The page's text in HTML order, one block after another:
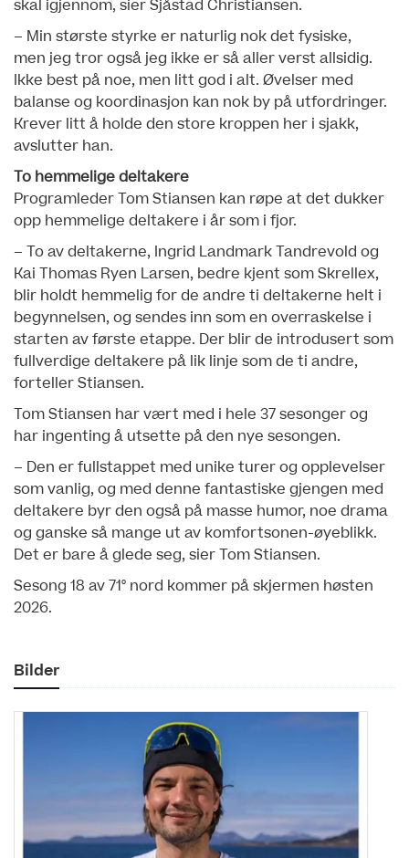
skal igjennom, sier Sjåstad Christiansen.
– Min største styrke er naturlig nok det fysiske,
men jeg tror også jeg ikke er så aller verst allsidig.
Ikke best på noe, men litt god i alt. Øvelser med
balanse og koordinasjon kan nok by på utfordringer.
Krever litt å holde den store kroppen her i sjakk,
avslutter han.
To hemmelige deltakere
Programleder Tom Stiansen kan røpe at det dukker
opp hemmelige deltakere i år som i fjor.
– To av deltakerne, Ingrid Landmark Tandrevold og
Kai Thomas Ryen Larsen, bedre kjent som Skrellex,
blir holdt hemmelig for de andre ti deltakerne helt i
begynnelsen, og sendes inn som en overraskelse i
starten av første etappe. Der blir de introdusert som
fullverdige deltakere på lik linje som de ti andre,
forteller Stiansen.
Tom Stiansen har vært med i hele 37 sesonger og
har ingenting å utsette på den nye sesongen.
– Den er fullstappet med unike turer og opplevelser
som vanlig, og med denne fantastiske gjengen med
deltakere byr den også på masse humor, noe drama
og ganske så mange ut av komfortsonen-øyeblikk.
Det er bare å glede seg, sier Tom Stiansen.
Sesong 18 av 71° nord kommer på skjermen høsten
2026.
Bilder